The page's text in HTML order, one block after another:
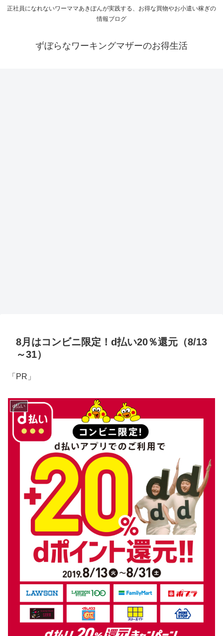
正社員になれないワーママあきぽんが実践する、お得な買物やお小遣い稼ぎの
情報ブログ
ずぼらなワーキングマザーのお得生活
8月はコンビニ限定！d払い20％還元（8/13
～31）
「PR」
d払い